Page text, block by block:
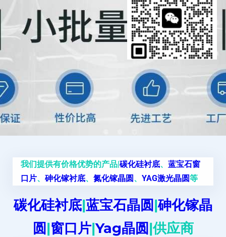
我们提供有价格优势的产品|碳化硅衬底、 蓝宝石窗
口片、 砷化镓衬底、 氮化镓晶圆、 YAG激光晶圆等
碳化硅衬底|蓝宝石晶圆|砷化镓晶
圆|窗口片|Yag晶圆|供应商